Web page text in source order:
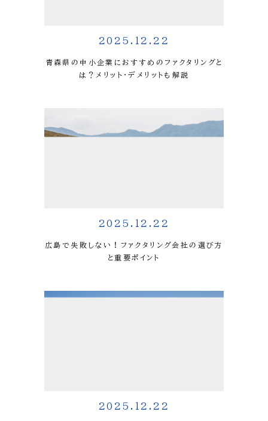
2025.12.22
青森県の中小企業におすすめのファクタリングと
は？メリット・デメリットも解説
2025.12.22
広島で失敗しない！ファクタリング会社の選び方
と重要ポイント
2025.12.22